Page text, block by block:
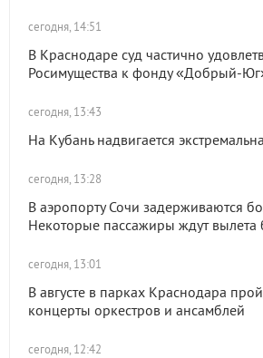
сегодня, 14:51
В Краснодаре суд частично
Росимущества к фонду «Добрый-
сегодня, 13:43
На Кубань надвигается
сегодня, 13:28
В аэропорту Сочи задерживаются
Некоторые пассажиры ждут вылета
сегодня, 13:01
В августе в парках Краснодара
концерты оркестров и ансамблей
сегодня, 12:42